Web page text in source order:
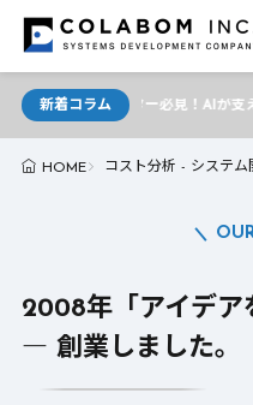
新着コラムライター必見！AIが支え
HOME コスト分析 - システム
2008年「アイデア
― 創業しました。